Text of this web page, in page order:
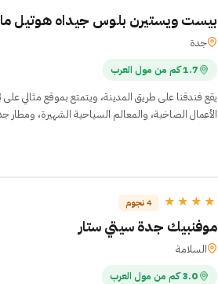
بيست ويستيرن بلوس جيداه هوتيل
جدة
1.7 كم من مول العرب
الأعمال الصاخبة، والمعالم السياحية الشهيرة، ومطار
★★★★ 4 نجوم
موفنبيك جدة سيتي ستار
السلامة
3.0 كم من مول العرب